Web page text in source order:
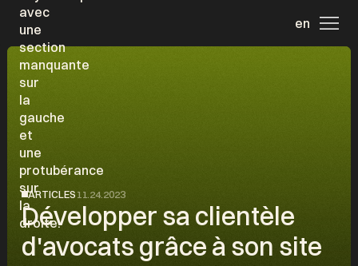
en
ARTICLES11.24.2023
Développer sa clientèle
d'avocats grâce à son site